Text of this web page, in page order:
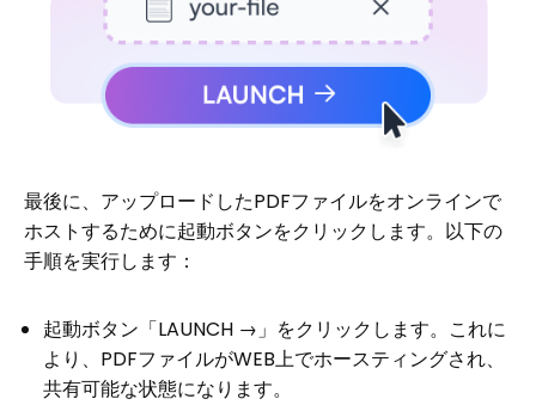
最後に、アップロードしたPDFファイルをオンラインで
ホストするために起動ボタンをクリックします。以下の
手順を実行します：
起動ボタン「LAUNCH →」をクリックします。これに
より、PDFファイルがWEB上でホースティングされ、
共有可能な状態になります。